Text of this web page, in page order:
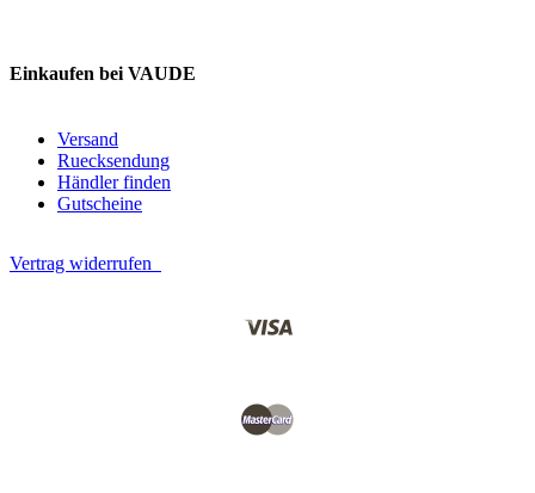
Einkaufen bei VAUDE
Versand
Ruecksendung
Händler finden
Gutscheine
Vertrag widerrufen